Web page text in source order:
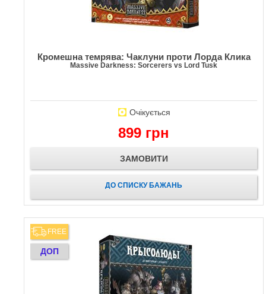
Кромешна темрява: Чаклуни проти Лорда Клика
Massive Darkness: Sorcerers vs Lord Tusk
Очікується
899 грн
ЗАМОВИТИ
ДО СПИСКУ БАЖАНЬ
FREE
ДОП